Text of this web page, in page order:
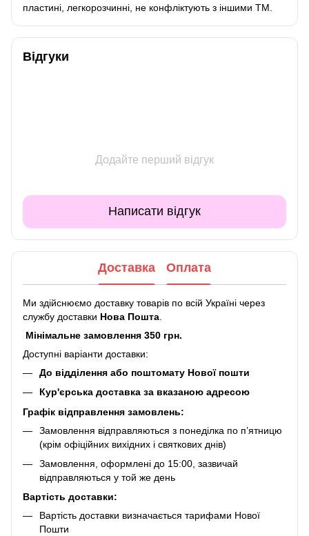
пластині, легкорозчинні, не конфліктують з іншими ТМ.
Відгуки
Додайте перший відгук
Написати відгук
Доставка Оплата
Ми здійснюємо доставку товарів по всій Україні через
службу доставки Нова Пошта
Мінімальне замовлення 350 грн.
Доступні варіанти доставки:
До відділення або поштомату Нової пошти
Кур'єрська доставка за вказаною адресою
Графік відправлення замовлень:
Замовлення відправляються з понеділка по п’ятницю
(крім офіційних вихідних і святкових днів)
Замовлення, оформлені до 15:00, зазвичай
відправляються у той же день
Вартість доставки:
Вартість доставки визначається тарифами Нової
Пошти